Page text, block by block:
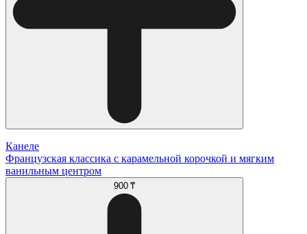
Канеле
Французская классика с карамельной корочкой и мягким
ванильным центром
900 ₸